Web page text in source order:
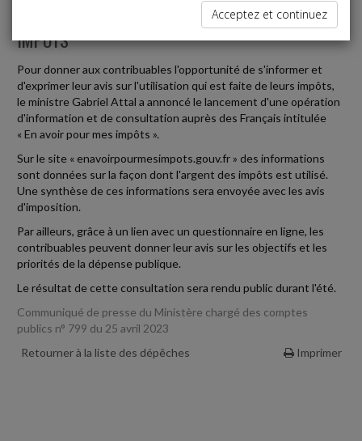
LANCEMENT D'UNE CONSULTATION SUR LES
IMPÔTS
Pour donner aux contribuables l'opportunité de s'informer et
d'exprimer leur avis sur l'utilisation qui est faite de leurs impôts,
le ministre Gabriel Attal a annoncé le lancement d'une opération
d'information et de consultation auprès des Français intitulée
« En avoir pour mes impôts ».
Sur le site « enavoirpourmesimpots.gouv.fr » des informations
sont données sur la façon dont l'argent des impôts est utilisé.
Une synthèse de ces informations sera envoyée avec les avis
d'imposition.
Par ailleurs, grâce à un lien avec un questionnaire en ligne, les
contribuables peuvent donner leur avis sur les objectifs et les
priorités de la dépense publique.
Le résultat de cette consultation sera rendu public durant l'été.
Communiqué de presse du Ministère chargé des comptes
publics n° 799 du 25 avril 2023
Retourner à la liste des dépêches
Imprimer
Acceptez et continuez